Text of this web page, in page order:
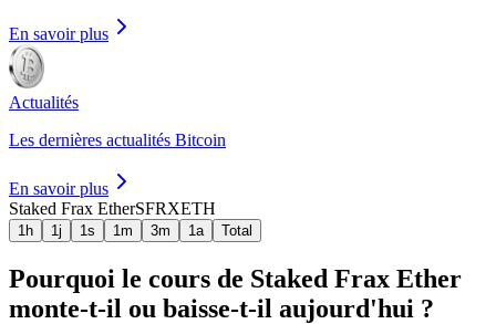
En savoir plus
Actualités
Les dernières actualités Bitcoin
En savoir plus
Staked Frax EtherSFRXETH
1h 1j 1s 1m 3m 1a Total
Pourquoi le cours de Staked Frax Ether
monte-t-il ou baisse-t-il aujourd'hui ?